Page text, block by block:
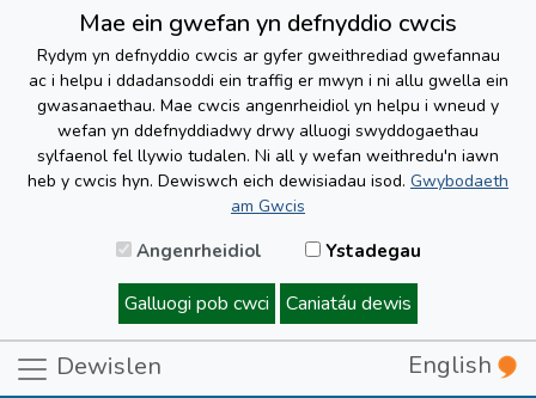
Mae ein gwefan yn defnyddio cwcis
Rydym yn defnyddio cwcis ar gyfer gweithrediad gwefannau
ac i helpu i ddadansoddi ein traffig er mwyn i ni allu gwella ein
gwasanaethau. Mae cwcis angenrheidiol yn helpu i wneud y
wefan yn ddefnyddiadwy drwy alluogi swyddogaethau
sylfaenol fel llywio tudalen. Ni all y wefan weithredu'n iawn
heb y cwcis hyn. Dewiswch eich dewisiadau isod. Gwybodaeth
am Gwcis
Angenrheidiol Ystadegau
Galluogi pob cwci Caniatáu dewis
Dewislen English